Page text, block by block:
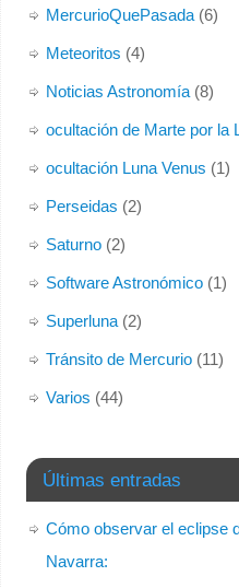
MercurioQuePasada(6)
Meteoritos (4)
Noticias Astronomía(8)
ocultación de Marte por la
ocultación Luna Venus (1)
Perseidas (2)
Saturno(2)
Software Astronómico(1)
Superluna(2)
Tránsito de Mercurio(11)
Varios (44)
Últimas entradas
Cómo observar el eclipse
Navarra: